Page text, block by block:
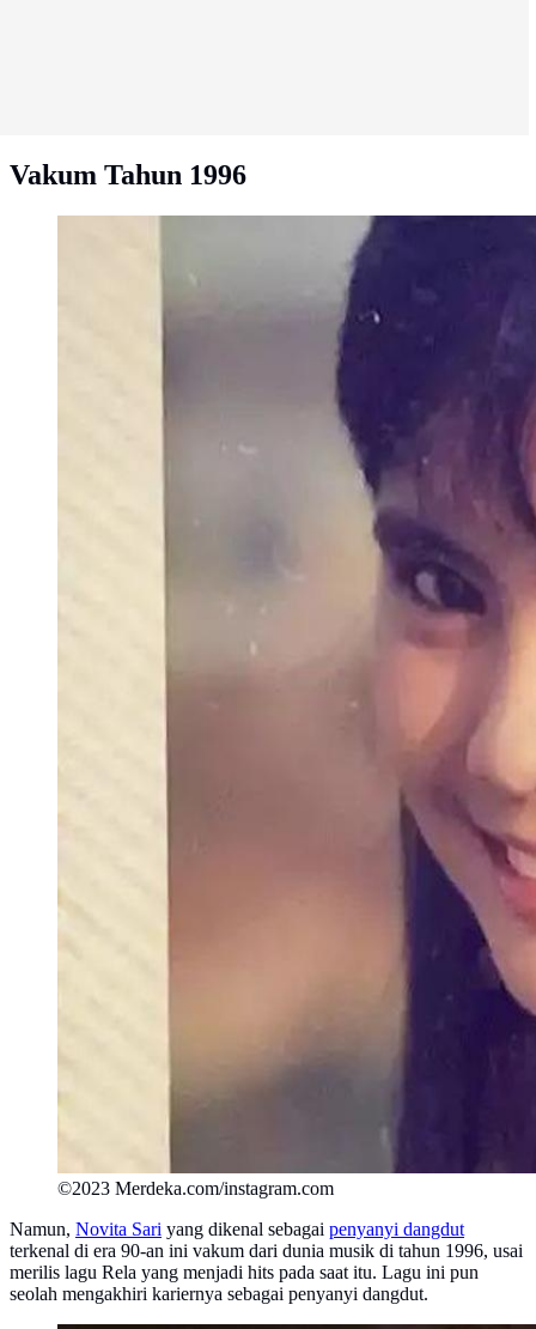
Vakum Tahun 1996
©2023 Merdeka.com/instagram.com
Namun, Novita Sari yang dikenal sebagai penyanyi dangdut
terkenal di era 90-an ini vakum dari dunia musik di tahun 1996, usai
merilis lagu Rela yang menjadi hits pada saat itu. Lagu ini pun
seolah mengakhiri kariernya sebagai penyanyi dangdut.